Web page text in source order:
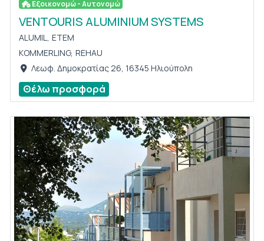
Εξοικονομώ - Αυτονομώ
VENTOURIS ALUMINIUM SYSTEMS
ALUMIL, ETEM
KOMMERLING, REHAU
Λεωφ. Δημοκρατίας 26, 16345 Ηλιούπολη
Θέλω προσφορά